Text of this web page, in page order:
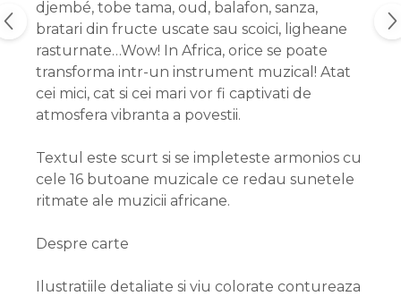
djembé, tobe tama, oud, balafon, sanza,
bratari din fructe uscate sau scoici, ligheane
rasturnate…Wow! In Africa, orice se poate
transforma intr-un instrument muzical! Atat
cei mici, cat si cei mari vor fi captivati de
atmosfera vibranta a povestii.
Textul este scurt si se impleteste armonios cu
cele 16 butoane muzicale ce redau sunetele
ritmate ale muzicii africane.
Despre carte
Ilustratiile detaliate si viu colorate contureaza